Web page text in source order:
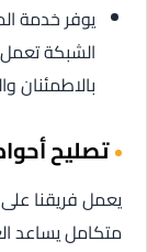
يوفر خدمة
الشبكة تعمل
بالاطمئنان
تصليح
يعمل فريقنا
متكامل يساعد